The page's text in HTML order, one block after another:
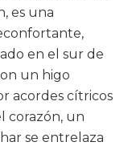
es una
en el sur de
un higo
acordes cítricos
corazón, un
se entrelaza